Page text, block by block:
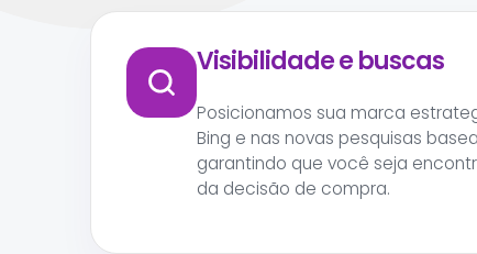
Visibilidade e buscas
Posicionamos sua marca
Bing e nas novas pesquisas
garantindo que você seja
da decisão de compra.